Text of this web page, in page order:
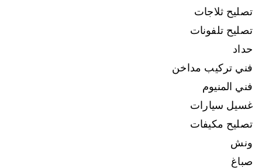
تصليح ثلاجات
تصليح تلفونات
حداد
فني تركيب مداخن
فني المنيوم
غسيل سيارات
تصليح مكيفات
ونش
صباغ